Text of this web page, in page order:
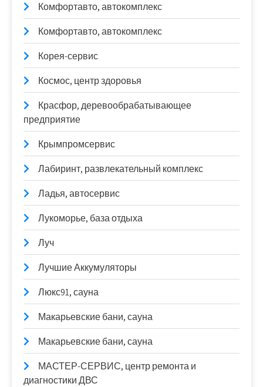
Комфортавто, автокомплекс
Комфортавто, автокомплекс
Корея-сервис
Космос, центр здоровья
Красфор, деревообрабатывающее
предприятие
Крымпромсервис
Лабиринт, развлекательный комплекс
Ладья, автосервис
Лукоморье, база отдыха
Луч
Лучшие Аккумуляторы
Люкс91, сауна
Макарьевские бани, сауна
Макарьевские бани, сауна
МАСТЕР-СЕРВИС, центр ремонта и
диагностики ДВС